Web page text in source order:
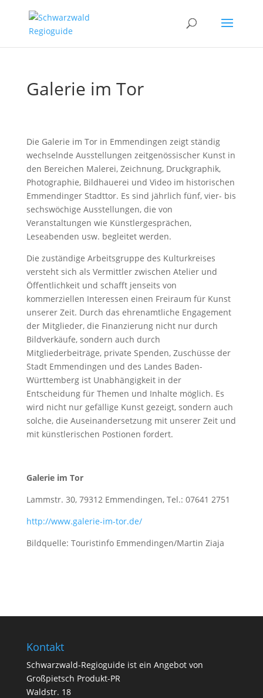
Galerie im Tor
Die Galerie im Tor in Emmendingen zeigt ständig
wechselnde Ausstellungen zeitgenössischer Kunst in
den Bereichen Malerei, Zeichnung, Druckgraphik,
Photographie, Bildhauerei und Video im historischen
Emmendinger Stadttor. Es sind jährlich fünf, vier- bis
sechswöchige Ausstellungen, die von
Veranstaltungen wie Künstlergesprächen,
Leseabenden usw. begleitet werden.
Die zuständige Arbeitsgruppe des Kulturkreises
versteht sich als Vermittler zwischen Atelier und
Öffentlichkeit und schafft jenseits von
kommerziellen Interessen einen Freiraum für Kunst
unserer Zeit. Durch das ehrenamtliche Engagement
der Mitglieder, die Finanzierung nicht nur durch
Bildverkäufe, sondern auch durch
Mitgliederbeiträge, private Spenden, Zuschüsse der
Stadt Emmendingen und des Landes Baden-
Württemberg ist Unabhängigkeit in der
Entscheidung für Themen und Inhalte möglich. Es
wird nicht nur gefällige Kunst gezeigt, sondern auch
solche, die Auseinandersetzung mit unserer Zeit und
mit künstlerischen Postionen fordert.
Galerie im Tor
Lammstr. 30, 79312 Emmendingen, Tel.: 07641 2751
http://www.galerie-im-tor.de/
Bildquelle: Touristinfo Emmendingen/Martin Ziaja
Kontakt
Schwarzwald-Regioguide ist ein Angebot von
Großpietsch Produkt-PR
Waldstr. 18